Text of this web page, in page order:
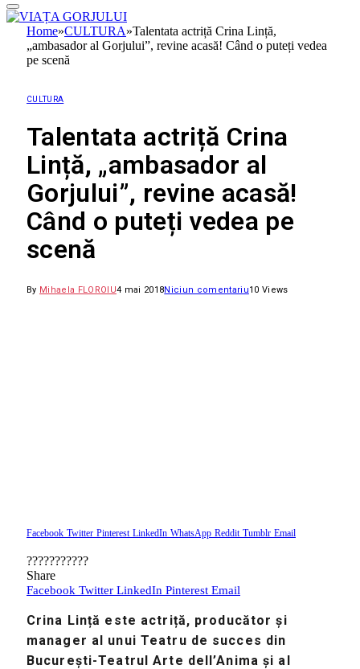
Home»CULTURA»Talentata actriță Crina Lință,
„ambasador al Gorjului”, revine acasă! Când o puteți vedea
pe scenă
CULTURA
Talentata actriță Crina
Lință, „ambasador al
Gorjului”, revine acasă!
Când o puteți vedea pe
scenă
By Mihaela FLOROIU4 mai 2018Niciun comentariu10 Views
Facebook Twitter Pinterest LinkedIn WhatsApp Reddit Tumblr Email
???????????
Share
Facebook Twitter LinkedIn Pinterest Email
Crina Lință este actriță, producător și
manager al unui Teatru de succes din
București-Teatrul Arte dell’Anima și al